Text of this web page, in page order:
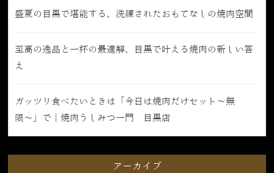
盛夏の目黒で堪能する、洗練されたおもてなしの焼肉空間
至高の逸品と一杯の最適解、目黒で叶える焼肉の新しい答
え
ガッツリ食べたいときは「今日は焼肉だけセット〜無
限〜」で｜焼肉うしみつ一門 目黒店
アーカイブ